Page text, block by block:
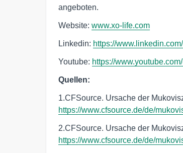
angeboten.
Website: www.xo-life.com
Linkedin: https://
Youtube: https://
Quellen:
1.CFSource. Ursache der
https://www.cfsource.de/de/
2.CFSource. Ursache der
https://www.cfsource.de/de/